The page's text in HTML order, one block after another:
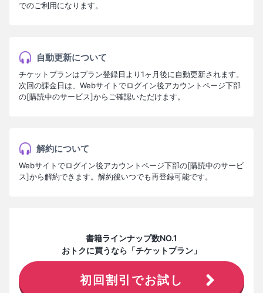
でのご利用になります。
自動更新について
チケットプランはプラン登録日より1ヶ月後に自動更新されます。
次回の課金日は、Webサイトでログイン後アカウントページ下部
の[購読中のサービス]からご確認いただけます。
解約について
Webサイトでログイン後アカウントページ下部の[購読中のサービ
ス]から解約できます。解約後いつでも再登録可能です。
書籍ラインナップ数NO.1
おトクに買うなら「チケットプラン」
初回割引でお試し